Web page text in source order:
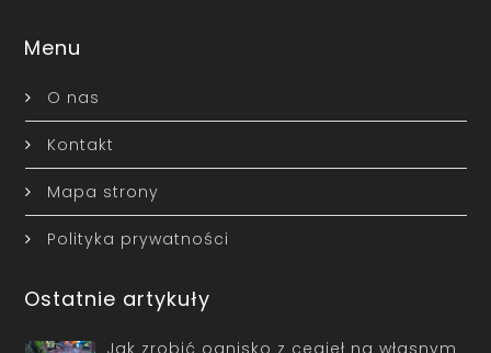
Menu
O nas
Kontakt
Mapa strony
Polityka prywatności
Ostatnie artykuły
Jak zrobić ognisko z cegieł na własnym